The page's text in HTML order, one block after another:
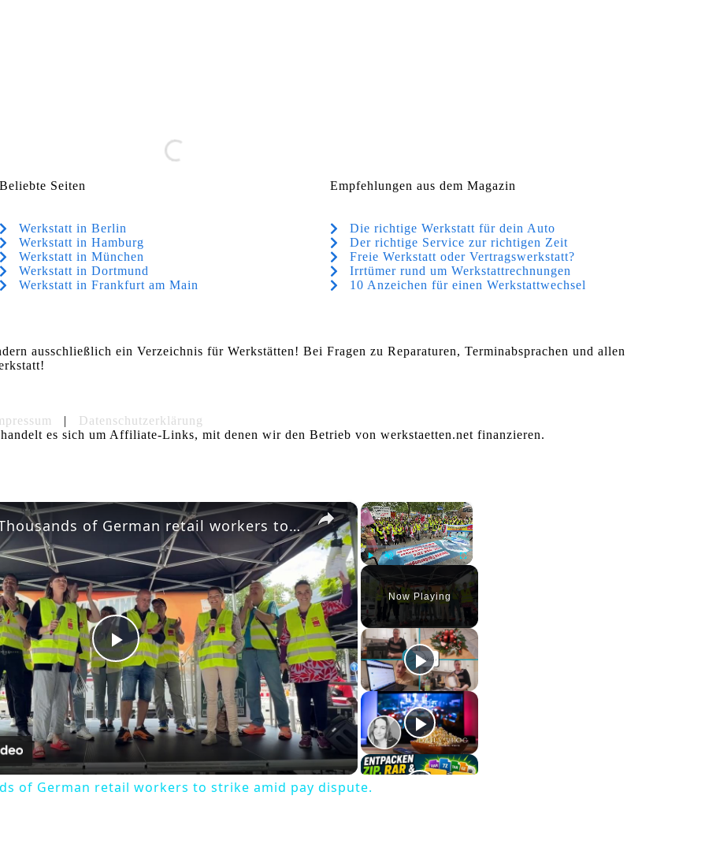
Beliebte Seiten
Werkstatt in Berlin
Werkstatt in Hamburg
Werkstatt in München
Werkstatt in Dortmund
Werkstatt in Frankfurt am Main
Empfehlungen aus dem Magazin
Die richtige Werkstatt für dein Auto
Der richtige Service zur richtigen Zeit
Freie Werkstatt oder Vertragswerkstatt?
Irrtümer rund um Werkstattrechnungen
10 Anzeichen für einen Werkstattwechsel
ausschließlich ein Verzeichnis für Werkstätten! Bei Fragen zu Reparaturen, Terminabsprachen und allen
| Datenschutzerklärung
es sich um Affiliate-Links, mit denen wir den Betrieb von werkstaetten.net finanzieren.
×
Fullscreen
Now Playing
×
Play
Video
Germany: Thousands of German retail workers to strike amid pay dispute.
of German retail workers to strike amid pay dispute.